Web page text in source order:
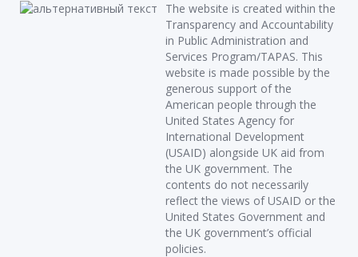
The website is created within the
Transparency and Accountability
in Public Administration and
Services Program/TAPAS. This
website is made possible by the
generous support of the
American people through the
United States Agency for
International Development
(USAID) alongside UK aid from
the UK government. The
contents do not necessarily
reflect the views of USAID or the
United States Government and
the UK government’s official
policies.